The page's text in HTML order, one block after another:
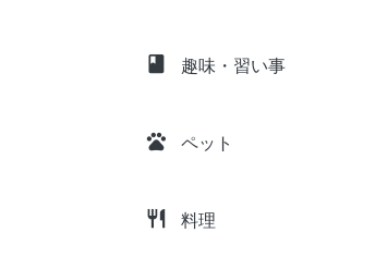
class 趣味・習い事
pets ペット
restaurant 料理